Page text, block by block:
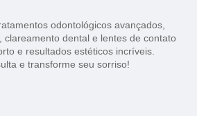
odontológicos avançados,
clareamento dental e lentes de contato
e resultados estéticos incríveis.
e transforme seu sorriso!